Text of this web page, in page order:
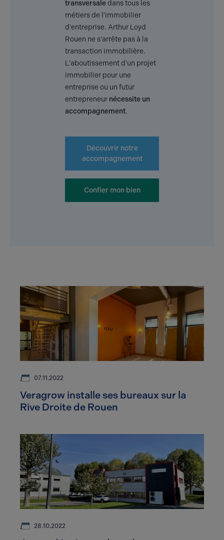
transversaledans tous les
métiers de l'immobilier
d'entreprise. Arthur Loyd
Rouen ne s'arrête pas à la
transaction immobilière.
L'aboutissement d'un projet
immobilier pour une
entreprise ou un futur
entrepreneur nécessite un
accompagnement.
Découvrir notre
accompagnement
Confier mon bien
07.11.2022
Veragrow installe ses bureaux sur la
Rive Droite de Rouen
28.10.2022